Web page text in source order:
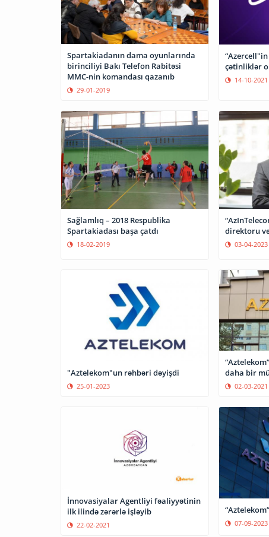
Spartakiadanın dama oyunlarında
birinciliyi Bakı Telefon Rabitəsi
MMC-nin komandası qazanıb
29-01-2019
çətinliklər
14-10-2021
Sağlamlıq – 2018 Respublika
Spartakiadası başa çatdı
18-02-2019
direktoru
03-04-2023
"Aztelekom"un rəhbəri dəyişdi
25-01-2023
daha bir
02-03-2021
İnnovasiyalar Agentliyi fəaliyyətinin
ilk ilində zərərlə işləyib
22-02-2021 07-09-2023